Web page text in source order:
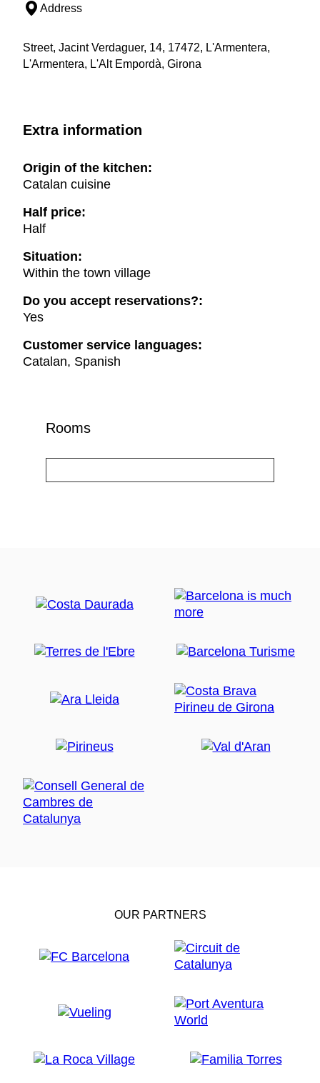
Address
Street, Jacint Verdaguer, 14, 17472, L'Armentera,
L'Armentera, L'Alt Empordà, Girona
Extra information
Origin of the kitchen:
Catalan cuisine
Half price:
Half
Situation:
Within the town village
Do you accept reservations?:
Yes
Customer service languages:
Catalan, Spanish
Rooms
OUR PARTNERS